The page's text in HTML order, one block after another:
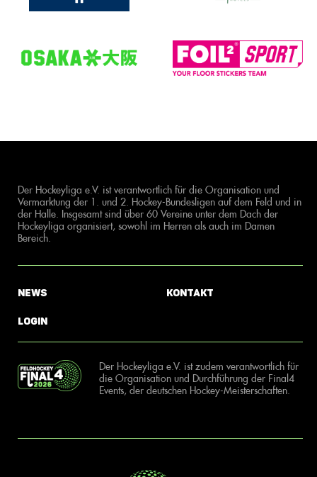
Der Hockeyliga e.V. ist verantwortlich für die Organisation und
Vermarktung der 1. und 2. Hockey-Bundesligen auf dem Feld und in
der Halle. Insgesamt sind über 60 Vereine unter dem Dach der
Hockeyliga organisiert, sowohl im Herren als auch im Damen
Bereich.
News
Login
Kontakt
Der Hockeyliga e.V. ist zudem verantwortlich für
die Organisation und Durchführung der Final4
Events, der deutschen Hockey-Meisterschaften.